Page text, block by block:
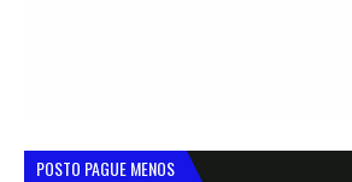
POSTO PAGUE MENOS